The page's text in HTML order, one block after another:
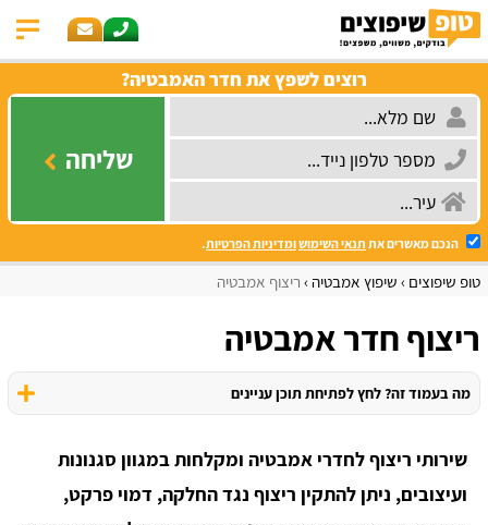
רוצים לשפץ את חדר האמבטיה?
שליחה
הנכם מאשרים את תנאי השימושומדיניות הפרטיות.
טופ שיפוצים שיפוץ אמבטיה ריצוף אמבטיה
ריצוף חדר אמבטיה
מה בעמוד זה? לחץ לפתיחת תוכן עניינים
שירותי ריצוף לחדרי אמבטיה ומקלחות במגוון סגנונות
ועיצובים, ניתן להתקין ריצוף נגד החלקה, דמוי פרקט,